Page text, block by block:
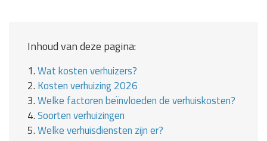
Inhoud van deze pagina:
1.Wat kosten verhuizers?
2. Kosten verhuizing 2026
3.Welke factoren beïnvloeden de verhuiskosten?
4.Soorten verhuizingen
5.Welke verhuisdiensten zijn er?